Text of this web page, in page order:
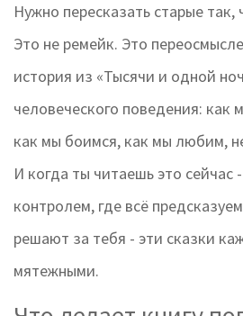
Нужно пересказать старые
Это не ремейк. Это
история из «Тысячи и одной
человеческого поведения: как
как мы боимся, как мы любим,
И когда ты читаешь это сейчас
контролем, где всё
решают за тебя - эти сказки
мятежными.